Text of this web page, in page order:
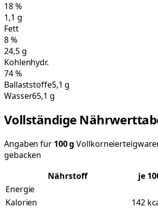
18%
1,1 g
Fett
8%
24,5g
Kohlenhydr.
74%
Ballaststoffe5,1 g
Wasser65,1 g
Vollständige
Angaben für 100g
gebacken
Nährstoff
je
Energie
Kalorien
142